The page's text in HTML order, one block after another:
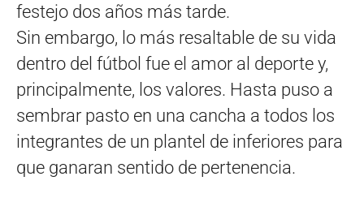
festejo dos años más tarde.
Sin embargo, lo más resaltable de su vida
dentro del fútbol fue el amor al deporte y,
principalmente, los valores. Hasta puso a
sembrar pasto en una cancha a todos los
integrantes de un plantel de inferiores para
que ganaran sentido de pertenencia.